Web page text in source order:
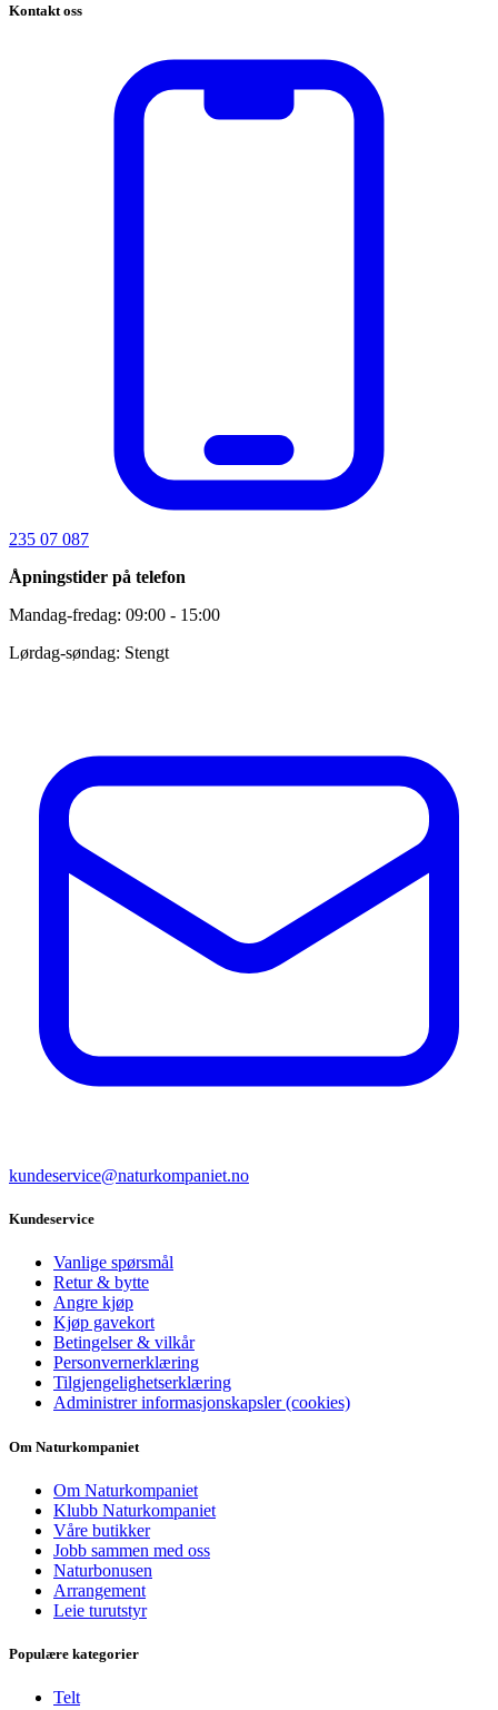
Kontakt oss
235 07 087
Åpningstider på telefon
Mandag-fredag: 09:00 - 15:00
Lørdag-søndag: Stengt
kundeservice@naturkompaniet.no
Kundeservice
Vanlige spørsmål
Retur & bytte
Angre kjøp
Kjøp gavekort
Betingelser & vilkår
Personvernerklæring
Tilgjengelighetserklæring
Administrer informasjonskapsler (cookies)
Om Naturkompaniet
Om Naturkompaniet
Klubb Naturkompaniet
Våre butikker
Jobb sammen med oss
Naturbonusen
Arrangement
Leie turutstyr
Populære kategorier
Telt